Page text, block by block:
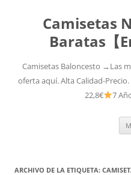
Camisetas
Baratas【
Camisetas Baloncesto →Las
oferta aquí. Alta Calidad-
22,8€
7
ARCHIVO DE LA ETIQUETA: